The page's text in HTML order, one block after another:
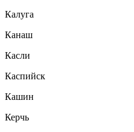
Калуга
Канаш
Касли
Каспийск
Кашин
Керчь